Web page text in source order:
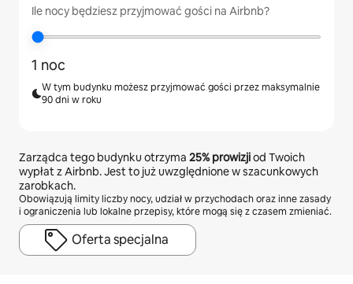
Ile nocy będziesz przyjmować gości na Airbnb?
1 noc
W tym budynku możesz przyjmować gości przez maksymalnie
90 dni w roku
Zarządca tego budynku otrzyma 25%prowizjiod Twoich
wypłat z Airbnb. Jest to już uwzględnione w szacunkowych
zarobkach.
Obowiązują limity liczby nocy, udział w przychodach oraz inne zasady
i ograniczenia lub lokalne przepisy, które mogą się z czasem zmieniać.
Oferta specjalna